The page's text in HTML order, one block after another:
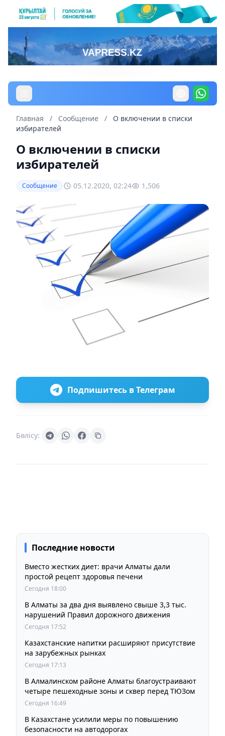
Главная / Сообщение /
О включении в списки
избирателей
О включении в списки
избирателей
Сообщение 05.12.2020, 02:24 1,506
Подпишитесь в Телеграм
Бөлісу:
Последние новости
Вместо жестких диет: врачи Алматы дали
Сегодня 18:00
В Алматы за два дня выявлено свыше 3,3 тыс.
нарушений Правил дорожного движения
Сегодня 17:52
Казахстанские напитки расширяют присутствие
на зарубежных рынках
Сегодня 17:13
В Алмалинском районе Алматы благоустраивают
четыре пешеходные зоны и сквер перед ТЮЗом
Сегодня 16:49
В Казахстане усилили меры по повышению
безопасности на автодорогах